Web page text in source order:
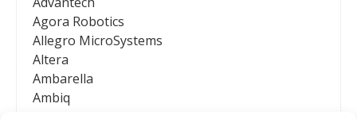
Agora Robotics
Allegro MicroSystems
Altera
Ambarella
Ambiq